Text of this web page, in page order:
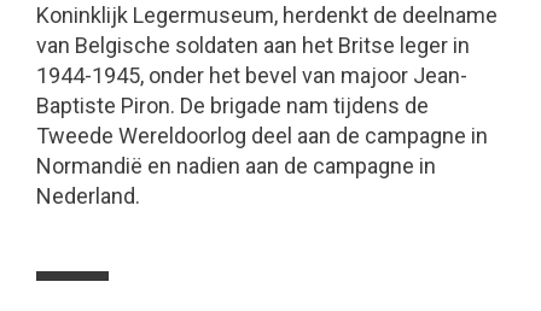
Koninklijk Legermuseum, herdenkt de deelname
van Belgische soldaten aan het Britse leger in
1944-1945, onder het bevel van majoor Jean-
Baptiste Piron. De brigade nam tijdens de
Tweede Wereldoorlog deel aan de campagne in
Normandië en nadien aan de campagne in
Nederland.